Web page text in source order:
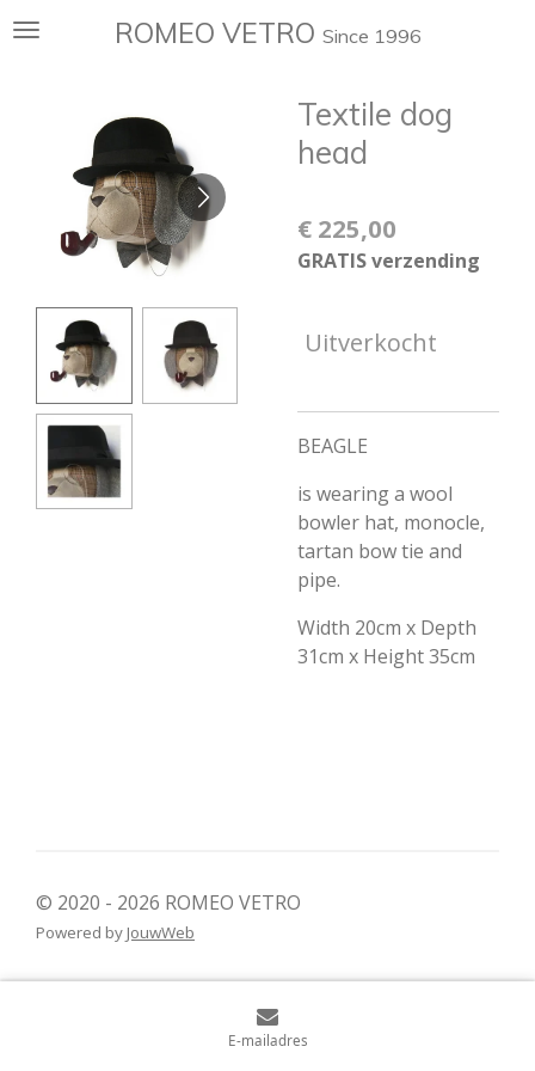
Ga
hoofdinhoud
ROMEO VETRO Since 1996
Textile dog
head
€ 225,00
GRATIS verzending
Uitverkocht
BEAGLE
is wearing a wool
bowler hat, monocle,
tartan bow tie and
pipe.
Width 20cm x Depth
31cm x Height 35cm
© 2020 - 2026 ROMEO VETRO
Powered by JouwWeb
E-mailadres